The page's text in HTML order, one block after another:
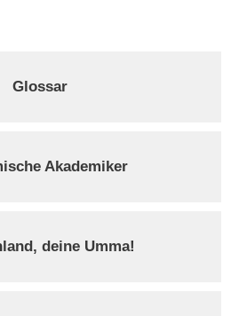
Glossar
Akademiker
deine Umma!